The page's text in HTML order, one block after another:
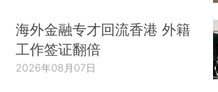
海外金融专才回流香港 外籍
工作签证翻倍
2026年08月07日